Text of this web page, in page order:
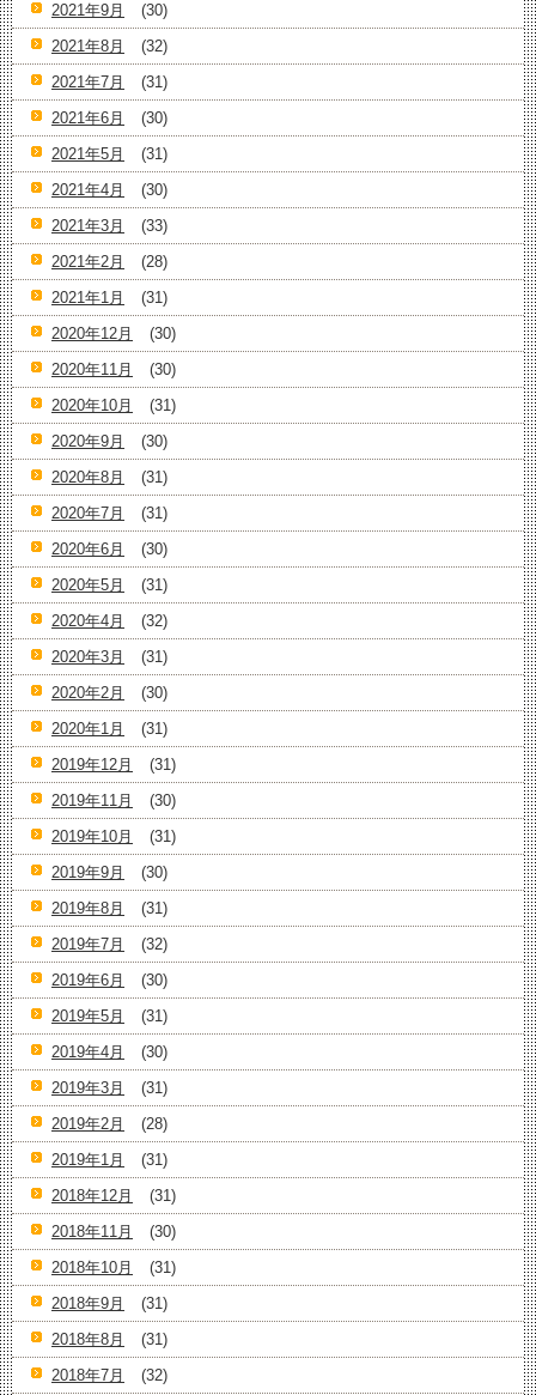
2021年9月
(30)
2021年8月
(32)
2021年7月
(31)
2021年6月
(30)
2021年5月
(31)
2021年4月
(30)
2021年3月
(33)
2021年2月
(28)
2021年1月
(31)
2020年12月
(30)
2020年11月
(30)
2020年10月
(31)
2020年9月
(30)
2020年8月
(31)
2020年7月
(31)
2020年6月
(30)
2020年5月
(31)
2020年4月
(32)
2020年3月
(31)
2020年2月
(30)
2020年1月
(31)
2019年12月
(31)
2019年11月
(30)
2019年10月
(31)
2019年9月
(30)
2019年8月
(31)
2019年7月
(32)
2019年6月
(30)
2019年5月
(31)
2019年4月
(30)
2019年3月
(31)
2019年2月
(28)
2019年1月
(31)
2018年12月
(31)
2018年11月
(30)
2018年10月
(31)
2018年9月
(31)
2018年8月
(31)
2018年7月
(32)